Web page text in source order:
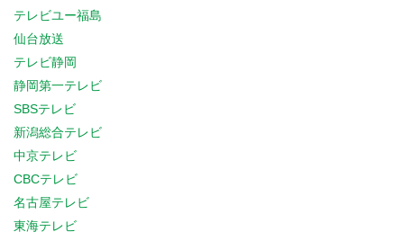
テレビユー福島
仙台放送
テレビ静岡
静岡第一テレビ
SBSテレビ
新潟総合テレビ
中京テレビ
CBCテレビ
名古屋テレビ
東海テレビ